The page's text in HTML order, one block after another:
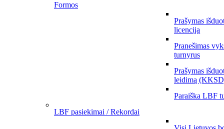
Formos
Prašymas
licenciją
Pranešimas
turnyrus
Prašymas
leidimą
Paraiška LBF
LBF pasiekimai / Rekordai